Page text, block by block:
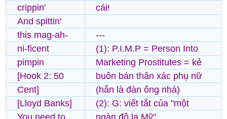
crippin'
And spittin'
this mag-ah-
ni-ficent
pimpin
[Hook 2: 50
Cent]
[Lloyd Banks]
cái!
---
(1): P.I.M.P = Person Into
Marketing Prostitutes = kẻ
buôn bán thân xác phụ nữ
(hắn là đàn ông nhá)
(2): G: viết tắt của "một